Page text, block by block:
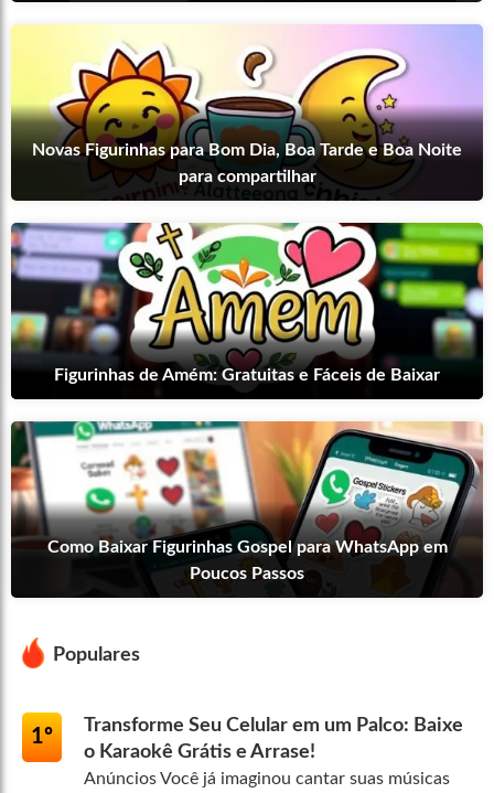
Novas Figurinhas para Bom Dia, Boa Tarde e Boa Noite
para compartilhar
Figurinhas de Amém: Gratuitas e Fáceis de Baixar
Como Baixar Figurinhas Gospel para WhatsApp em
Poucos Passos
Populares
1º
Transforme Seu Celular em um Palco: Baixe
o Karaokê Grátis e Arrase!
Anúncios Você já imaginou cantar suas músicas